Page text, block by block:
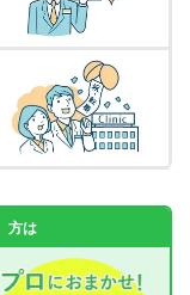
方は